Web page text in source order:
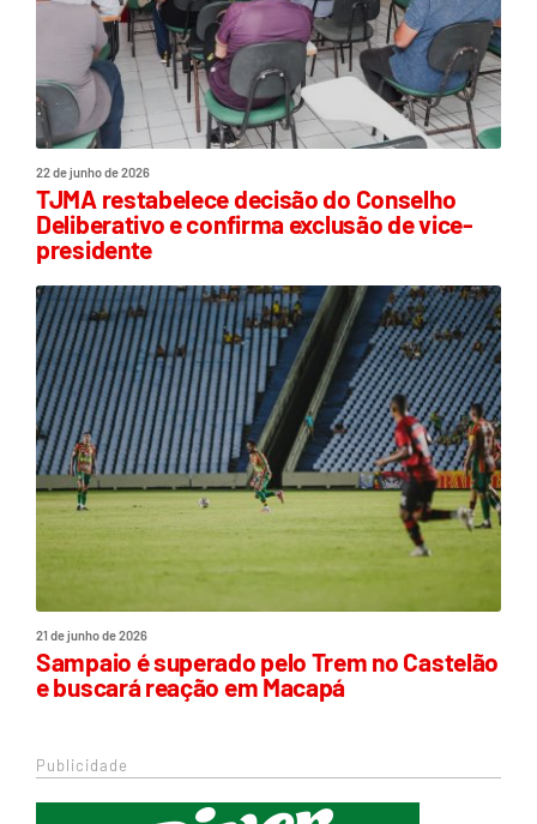
22 de junho de 2026
TJMA restabelece decisão do Conselho
Deliberativo e confirma exclusão de vice-
presidente
21 de junho de 2026
Sampaio é superado pelo Trem no Castelão
e buscará reação em Macapá
Publicidade